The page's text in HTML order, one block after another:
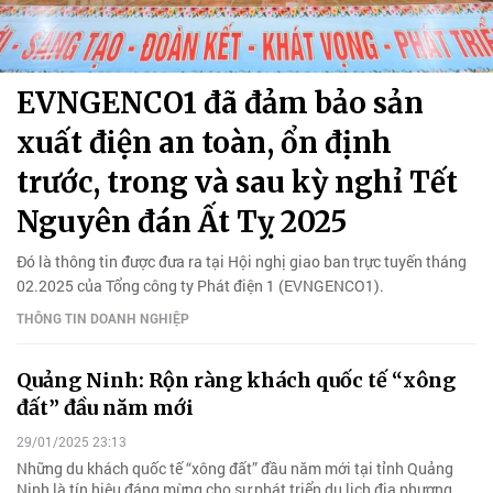
EVNGENCO1 đã đảm bảo sản
xuất điện an toàn, ổn định
trước, trong và sau kỳ nghỉ Tết
Nguyên đán Ất Tỵ 2025
Đó là thông tin được đưa ra tại Hội nghị giao ban trực tuyến tháng
02.2025 của Tổng công ty Phát điện 1 (EVNGENCO1).
THÔNG TIN DOANH NGHIỆP
Quảng Ninh: Rộn ràng khách quốc tế “xông
đất” đầu năm mới
29/01/2025 23:13
Những du khách quốc tế “xông đất” đầu năm mới tại tỉnh Quảng